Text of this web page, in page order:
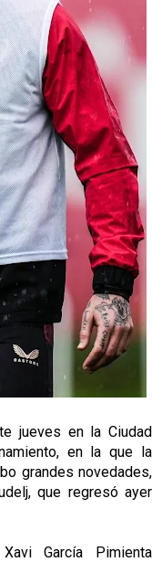
Ure: la opción 'A'
2-4 Sevilla FC
en el Sevilla
pretemporada de
jueves en la Ciudad
en la que la
grandes novedades,
que regresó ayer
García Pimienta